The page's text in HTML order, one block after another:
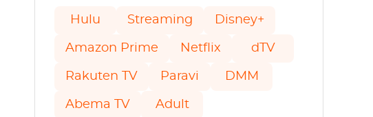
Hulu Streaming Disney+
Amazon Prime Netflix dTV
Rakuten TV Paravi DMM
Abema TV Adult